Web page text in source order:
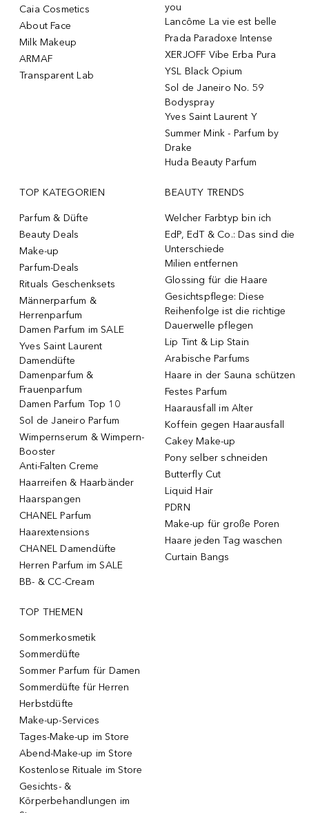
Caia Cosmetics
About Face
Milk Makeup
ARMAF
Transparent Lab
you
Lancôme La vie est belle
Prada Paradoxe Intense
XERJOFF Vibe Erba Pura
YSL Black Opium
Sol de Janeiro No. 59
Bodyspray
Yves Saint Laurent Y
Summer Mink - Parfum by
Drake
Huda Beauty Parfum
TOP KATEGORIEN
Parfum & Düfte
Beauty Deals
Make-up
Parfum-Deals
Rituals Geschenksets
Männerparfum &
Herrenparfum
Damen Parfum im SALE
Yves Saint Laurent
Damendüfte
Damenparfum &
Frauenparfum
Damen Parfum Top 10
Sol de Janeiro Parfum
Wimpernserum & Wimpern-
Booster
Anti-Falten Creme
Haarreifen & Haarbänder
Haarspangen
CHANEL Parfum
Haarextensions
CHANEL Damendüfte
Herren Parfum im SALE
BB- & CC-Cream
BEAUTY TRENDS
Welcher Farbtyp bin ich
EdP, EdT & Co.: Das sind die
Unterschiede
Milien entfernen
Glossing für die Haare
Gesichtspflege: Diese
Reihenfolge ist die richtige
Dauerwelle pflegen
Lip Tint & Lip Stain
Arabische Parfums
Haare in der Sauna schützen
Festes Parfum
Haarausfall im Alter
Koffein gegen Haarausfall
Cakey Make-up
Pony selber schneiden
Butterfly Cut
Liquid Hair
PDRN
Make-up für große Poren
Haare jeden Tag waschen
Curtain Bangs
TOP THEMEN
Sommerkosmetik
Sommerdüfte
Sommer Parfum für Damen
Sommerdüfte für Herren
Herbstdüfte
Make-up-Services
Tages-Make-up im Store
Abend-Make-up im Store
Kostenlose Rituale im Store
Gesichts- &
Körperbehandlungen im